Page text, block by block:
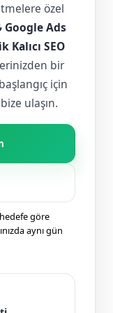
özel
Google Ads
Kalıcı SEO
bir
için
ulaşın.
göre
aynı gün